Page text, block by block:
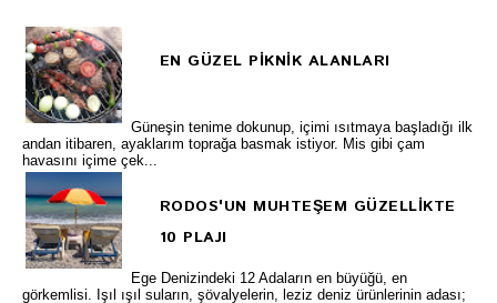
EN GÜZEL PİKNİK ALANLARI
Güneşin tenime dokunup, içimi ısıtmaya başladığı ilk
andan itibaren, ayaklarım toprağa basmak istiyor. Mis gibi çam
havasını içime çek...
RODOS'UN MUHTEŞEM GÜZELLİKTE
10 PLAJI
Ege Denizindeki 12 Adaların en büyüğü, en
görkemlisi. Işıl ışıl suların, şövalyelerin, leziz deniz ürünlerinin adası;